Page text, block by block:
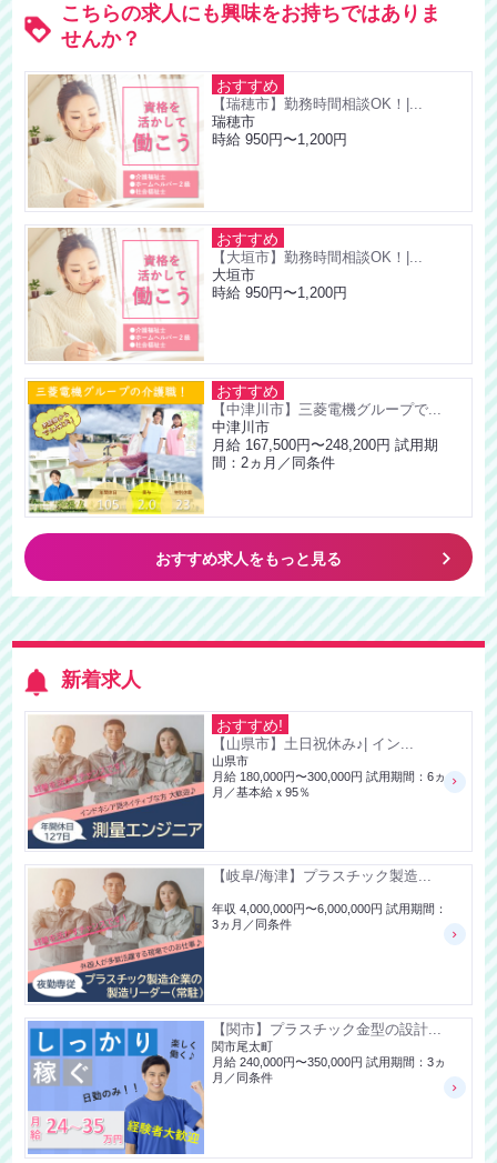
こちらの求人にも興味をお持ちではありま
せんか？
おすすめ
【瑞穂市】勤務時間相談OK！|...
瑞穂市
時給 950円〜1,200円
おすすめ
【大垣市】勤務時間相談OK！|...
大垣市
時給 950円〜1,200円
おすすめ
【中津川市】三菱電機グループで...
中津川市
月給 167,500円〜248,200円 試用期
間：2ヵ月／同条件
おすすめ求人をもっと見る keyboard_arrow_right
新着求人
おすすめ!
【山県市】土日祝休み♪| イン...
山県市
月給 180,000円〜300,000円 試用期間：6ヵ
月／基本給ｘ95％
【岐阜/海津】プラスチック製造...
年収 4,000,000円〜6,000,000円 試用期間：
3ヵ月／同条件
【関市】プラスチック金型の設計...
関市尾太町
月給 240,000円〜350,000円 試用期間：3ヵ
月／同条件